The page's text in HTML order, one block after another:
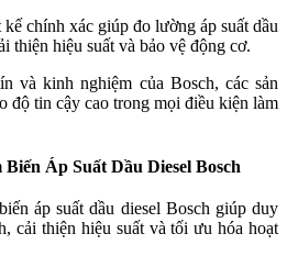
chính xác giúp đo lường áp suất dầu
thiện hiệu suất và bảo vệ động cơ.
và kinh nghiệm của Bosch, các sản
độ tin cậy cao trong mọi điều kiện làm
Áp Suất Dầu Diesel Bosch
áp suất dầu diesel Bosch giúp duy
cải thiện hiệu suất và tối ưu hóa hoạt